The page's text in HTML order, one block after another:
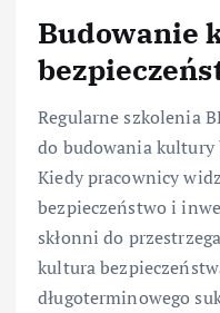
Budowanie
Regularne szkolenia
do budowania kultury
Kiedy pracownicy
bezpieczeństwo i
skłonni do
kultura
długoterminowego